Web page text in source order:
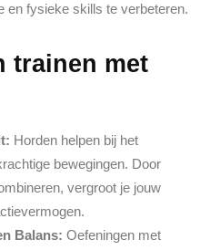
en fysieke skills te verbeteren.
trainen met
Horden helpen bij het
bewegingen. Door
vergroot je jouw
Balans: Oefeningen met